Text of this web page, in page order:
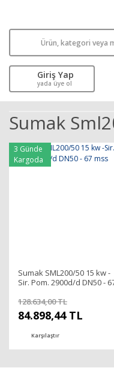
Giriş Yap
yada üye ol
Sumak
3 Günde
Kargoda
Sumak SML200/50 15 kw -
Sir. Pom. 2900d/d DN50 -
128.634,00 TL
84.898,44 TL
Karşılaştır